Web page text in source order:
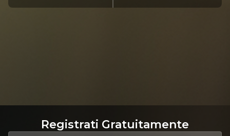
Registrati Gratuitamente